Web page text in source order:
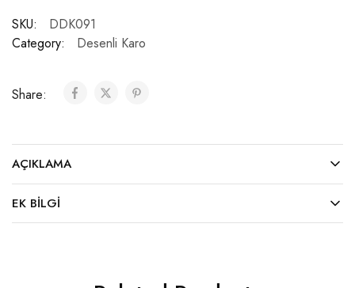
SKU:
DDK091
Category:
Desenli Karo
Share:
AÇIKLAMA
EK BILGI